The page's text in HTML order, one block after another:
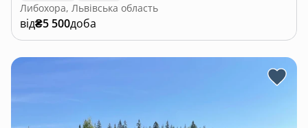
Либохора, Львівська область
від₴5 500доба